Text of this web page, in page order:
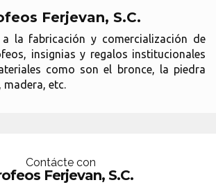
Ferjevan, S.C.
la fabricación y comercialización de
insignias y regalos institucionales
como son el bronce, la piedra
etc.
Contácte con
Ferjevan, S.C.